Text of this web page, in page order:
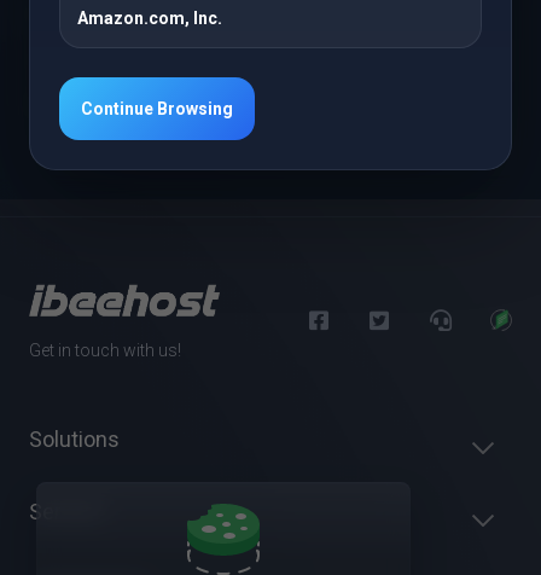
Amazon.com, Inc.
Continue Browsing
Загрузки
Открыть тикет
Get in touch with us!
Solutions
Servers